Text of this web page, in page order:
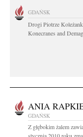
GDAŃSK
Drogi Piotrze
Konecranes and
ANIA
GDAŃSK
Z głębokim żalem